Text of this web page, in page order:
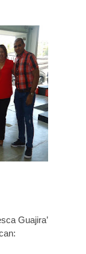
Guajira’